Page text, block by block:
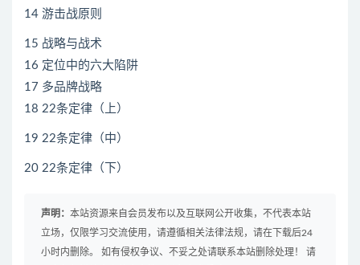
14 游击战原则
15 战略与战术
16 定位中的六大陷阱
17 多品牌战略
18 22条定律（上）
19 22条定律（中）
20 22条定律（下）
声明： 本站资源来自会员发布以及互联网公开收集，不代表本站
立场，仅限学习交流使用，请遵循相关法律法规，请在下载后24
小时内删除。 如有侵权争议、不妥之处请联系本站删除处理！ 请